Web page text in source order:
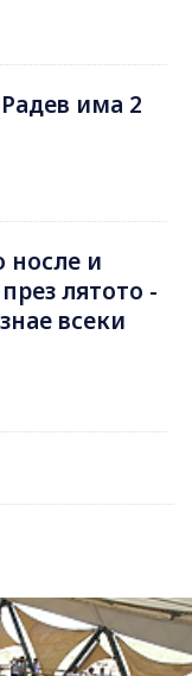
има 2
носле и
лятотo -
всеки